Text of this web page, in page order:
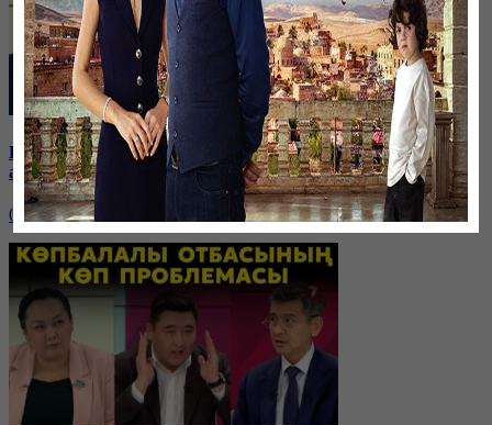
Бюджетте 15 трлн. теңге бар, керегі 25 трлн. теңге. Үкімет
ақшаны қайдан алады? | Дағдарыс басталды!
03 ноября, 20:00